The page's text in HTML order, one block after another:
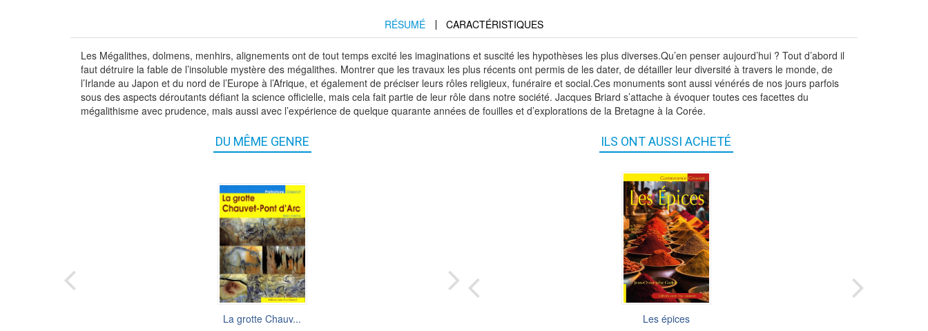
RÉSUMÉ CARACTÉRISTIQUES
Les Mégalithes, dolmens, menhirs, alignements ont de tout temps excité les imaginations et suscité les hypothèses les plus diverses.Qu’en penser aujourd’hui ? Tout d’abord il
faut détruire la fable de l’insoluble mystère des mégalithes. Montrer que les travaux les plus récents ont permis de les dater, de détailler leur diversité à travers le monde, de
l’Irlande au Japon et du nord de l’Europe à l’Afrique, et également de préciser leurs rôles religieux, funéraire et social.Ces monuments sont aussi vénérés de nos jours parfois
sous des aspects déroutants défiant la science officielle, mais cela fait partie de leur rôle dans notre société. Jacques Briard s’attache à évoquer toutes ces facettes du
mégalithisme avec prudence, mais aussi avec l’expérience de quelque quarante années de fouilles et d’explorations de la Bretagne à la Corée.
DU MÊME GENRE
La grotte Chauv... Découvrir les g...
ILS ONT AUSSI ACHETÉ
La Permaculture... Les épices